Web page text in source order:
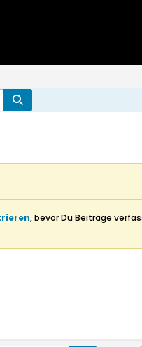
, bevor Du Beiträge